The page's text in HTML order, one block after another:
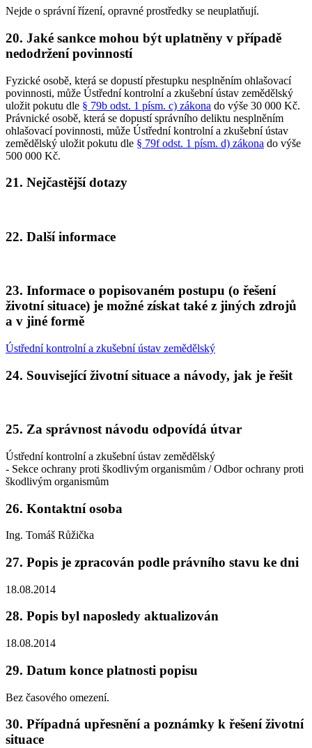
Nejde o správní řízení, opravné prostředky se neuplatňují.
20. Jaké sankce mohou být uplatněny v případě
nedodržení povinností
Fyzické osobě, která se dopustí přestupku nesplněním ohlašovací
povinnosti, může Ústřední kontrolní a zkušební ústav zemědělský
uložit pokutu dle § 79b odst. 1 písm. c) zákona do výše 30 000 Kč.
Právnické osobě, která se dopustí správního deliktu nesplněním
ohlašovací povinnosti, může Ústřední kontrolní a zkušební ústav
zemědělský uložit pokutu dle § 79f odst. 1 písm. d) zákona do výše
500 000 Kč.
21. Nejčastější dotazy
22. Další informace
23. Informace o popisovaném postupu (o řešení
životní situace) je možné získat také z jiných zdrojů
a v jiné formě
Ústřední kontrolní a zkušební ústav zemědělský
24. Související životní situace a návody, jak je řešit
25. Za správnost návodu odpovídá útvar
Ústřední kontrolní a zkušební ústav zemědělský
- Sekce ochrany proti škodlivým organismům / Odbor ochrany proti
škodlivým organismům
26. Kontaktní osoba
Ing. Tomáš Růžička
27. Popis je zpracován podle právního stavu ke dni
18.08.2014
28. Popis byl naposledy aktualizován
18.08.2014
29. Datum konce platnosti popisu
Bez časového omezení.
30. Případná upřesnění a poznámky k řešení životní
situace